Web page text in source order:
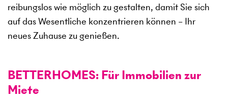
reibungslos wie möglich zu gestalten, damit Sie sich
auf das Wesentliche konzentrieren können – Ihr
neues Zuhause zu genießen.
BETTERHOMES: Für Immobilien zur
Miete